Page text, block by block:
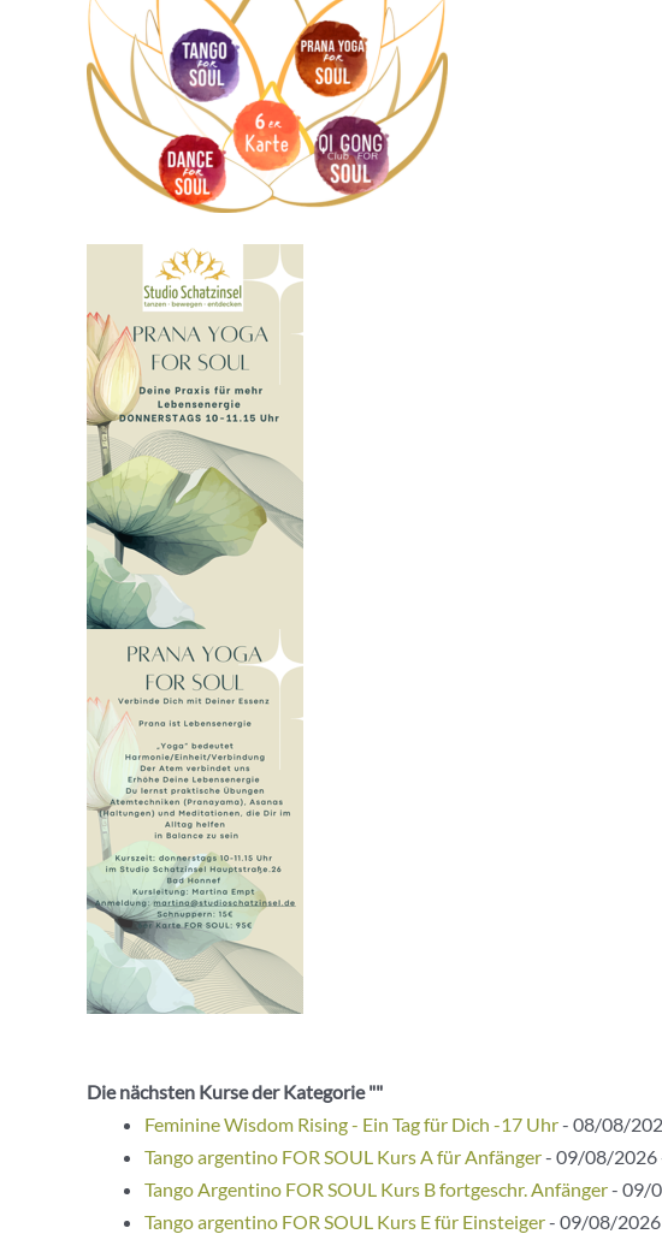
Die nächsten Kurse der Kategorie ""
Feminine Wisdom Rising - Ein Tag für Dich -17 Uhr- 08/08/
Tango argentino FOR SOUL Kurs A für Anfänger- 09/08/2026
Tango Argentino FOR SOUL Kurs B fortgeschr. Anfänger- 09/
Tango argentino FOR SOUL Kurs E für Einsteiger- 09/08/